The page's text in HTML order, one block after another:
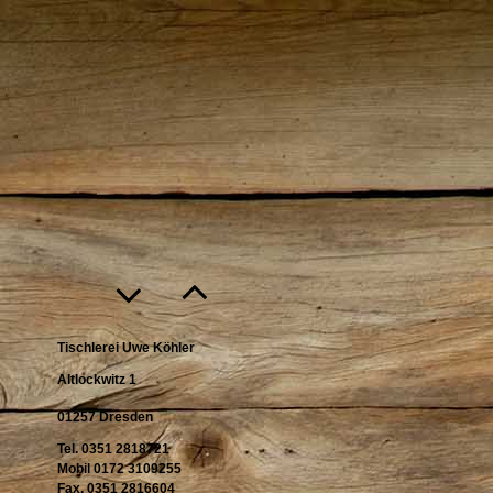
Tischlerei Uwe Köhler
Altlockwitz 1
01257 Dresden
Tel. 0351 2818721
Mobil 0172 3109255
Fax. 0351 2816604